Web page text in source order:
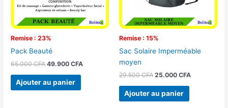
Remise : 23%
Pack Beauté
65.000CFA 49.900CFA
Ajouter au panier
Remise : 15%
Sac Solaire Imperméable
moyen
29.500CFA 25.000 CFA
Ajouter au panier